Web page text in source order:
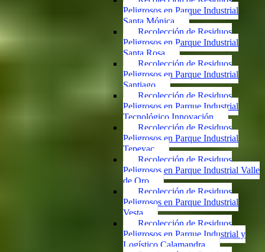
Peligrosos en Parque Industrial
Santa Mónica
Recolección de Residuos
Peligrosos en Parque Industrial
Santa Rosa
Recolección de Residuos
Peligrosos en Parque Industrial
Santiago
Recolección de Residuos
Peligrosos en Parque Industrial
Tecnológico Innovación
Recolección de Residuos
Peligrosos en Parque Industrial
Tepeyac
Recolección de Residuos
Peligrosos en Parque Industrial Valle
de Oro
Recolección de Residuos
Peligrosos en Parque Industrial
Vesta
Recolección de Residuos
Peligrosos en Parque Industrial y
Logístico Calamandra